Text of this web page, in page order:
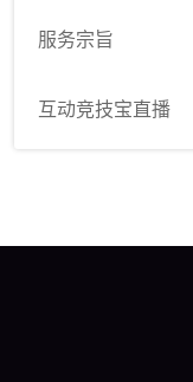
服务宗旨
互动竞技宝直播